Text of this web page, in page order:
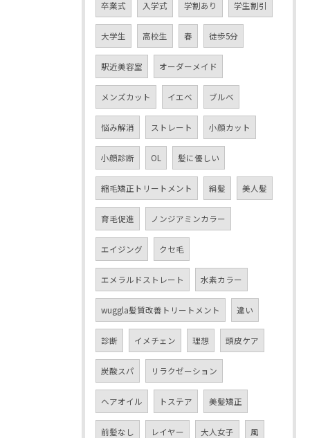
卒業式 入学式 学割あり 学生割引
大学生 高校生 春 徒歩5分
駅近美容室 オーダーメイド
メンズカット イエベ ブルベ
悩み解消 ストレート 小顔カット
小顔診断 OL 髪に優しい
縮毛矯正トリートメント 絹髪 美人髪
育毛促進 ノンジアミンカラー
エイジング クセ毛
エメラルドストレート 水素カラー
wuggla髪質改善トリートメント 違い
診断 イメチェン 理想 頭皮ケア
炭酸スパ リラクゼーション
ヘアオイル トステア 美髪矯正
前髪なし レイヤー 大人女子 風